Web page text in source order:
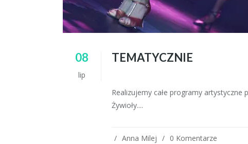
08
lip
TEMATYCZNIE
Realizujemy całe programy
Żywioły....
Anna Milej 0 Komentarze